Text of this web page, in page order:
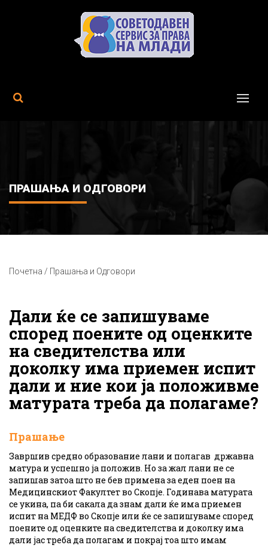
MENU
ПРАШАЊА И ОДГОВОРИ
Почетна / Прашања и Одговори
Дали ќе се запишуваме
според поените од оценките
на сведителства или
доколку има приемен испит
дали и ние кои ја положивме
матурата треба да полагаме?
Прашање
Завршив средно образование лани и полагав државна
матура и успешно ја положив. Но за жал лани не се
запишав затоа што не бев примена за еден поен на
Медицинскиот Факултет во Скопје. Годинава матурата
се укина, па би сакала да знам дали ќе има приемен
испит на МЕДФ во Скопје или ќе се запишуваме според
поените од оценките на сведителства и доколку има
дали јас треба да полагам и покрај тоа што имам